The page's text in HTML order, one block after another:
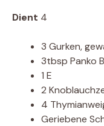
Dient 4
3 Gurken,
3tbsp Panko
1 E
2
4
Geriebene